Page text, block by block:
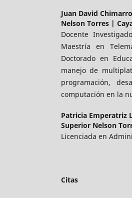
Juan David
Nelson Torres |
Docente
Maestría en
Doctorado en
manejo de
programación,
computación en la
Patricia Emperatriz
Superior Nelson
Licenciada en
Citas